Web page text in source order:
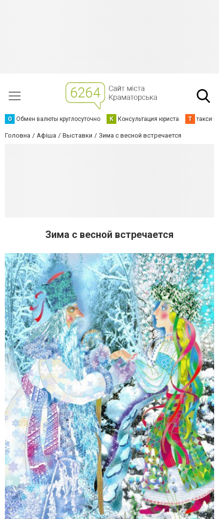
О Обмен валюты круглосуточно К Консультация юриста Т такси
Головна Афіша Выставки Зима с весной встречается
Зима с весной встречается